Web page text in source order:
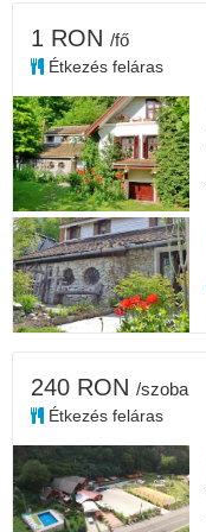
1 RON /fő
Étkezés feláras
240 RON /szoba
Étkezés feláras